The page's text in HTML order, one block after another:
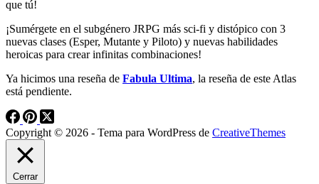
que tú!
¡Sumérgete en el subgénero JRPG más sci-fi y distópico con 3
nuevas clases (Esper, Mutante y Piloto) y nuevas habilidades
heroicas para crear infinitas combinaciones!
Ya hicimos una reseña de Fabula Ultima, la reseña de este Atlas
está pendiente.
Copyright © 2026 - Tema para WordPress de CreativeThemes
Cerrar